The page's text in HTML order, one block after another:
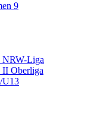
9
NRW-Liga
II Oberliga
U13